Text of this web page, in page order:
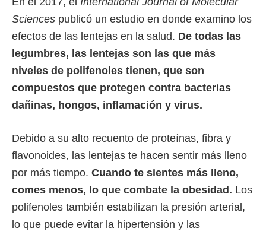
Sciences publicó un estudio en donde examino los
efectos de las lentejas en la salud. De todas las
legumbres, las lentejas son las que más
niveles de polifenoles tienen, que son
compuestos que protegen contra bacterias
dañinas, hongos, inflamación y virus.
Debido a su alto recuento de proteínas, fibra y
flavonoides, las lentejas te hacen sentir más lleno
por más tiempo. Cuando te sientes más lleno,
comes menos, lo que combate la obesidad. Los
polifenoles también estabilizan la presión arterial,
lo que puede evitar la hipertensión y las